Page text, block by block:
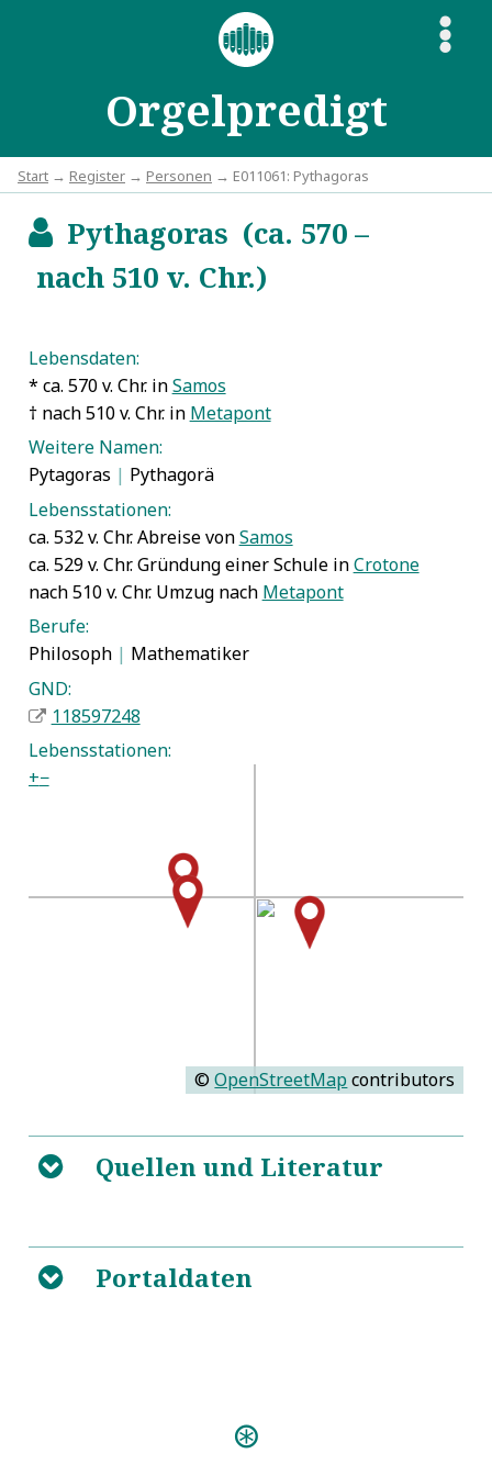
Orgelpredigt
S
Start → Register → Personen → E011061: Pythagoras
bPythagoras (ca. 570 –
nach 510 v. Chr.)
Lebensdaten:
* ca. 570 v. Chr. inSamos
† nach 510 v. Chr. in Metapont
Weitere Namen:
Pytagoras | Pythagorä
Lebensstationen:
ca. 532 v. Chr. Abreise vonSamos
ca. 529 v. Chr. Gründung einer Schule inCrotone
nach 510 v. Chr. Umzug nach Metapont
Berufe:
Philosoph | Mathematiker
GND:
118597248
Lebensstationen:
+−
©OpenStreetMap contributors
B Quellen und Literatur
B Portaldaten
Einweihungs-Predigt (Berlin